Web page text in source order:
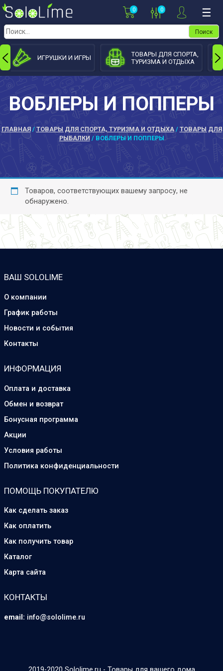
Skip
to
content
0 0 ☰
Найти:
ИГРУШКИ И ИГРЫ
ТОВАРЫ ДЛЯ СПОРТА,
ТУРИЗМА И ОТДЫХА
ВОБЛЕРЫ И ПОППЕРЫ
ГЛАВНАЯ/ТОВАРЫ ДЛЯ СПОРТА, ТУРИЗМА И ОТДЫХА/ ТОВАРЫ ДЛЯ
РЫБАЛКИ / ВОБЛЕРЫ И ПОППЕРЫ
Товаров, соответствующих вашему запросу, не
обнаружено.
ВАШ SOLOLIME
О компании
График работы
Новости и события
Контакты
ИНФОРМАЦИЯ
Оплата и доставка
Обмен и возврат
Бонусная программа
Акции
Условия работы
Политика конфиденциальности
ПОМОЩЬ ПОКУПАТЕЛЮ
Как сделать заказ
Как оплатить
Как получить товар
Каталог
Карта сайта
КОНТАКТЫ
email: info@sololime.ru